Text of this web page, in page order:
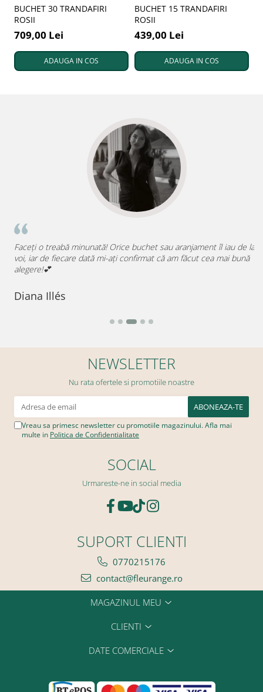
BUCHET 30 TRANDAFIRI
ROSII
709,00 Lei
ADAUGA IN COS
BUCHET 15 TRANDAFIRI
ROSII
439,00 Lei
ADAUGA IN COS
Diana Illés
Faceți o treabă minunată! Orice buchet sau aranjament îl iau de la
voi, iar de fiecare dată mi-ați confirmat că am făcut cea mai bună
alegere!💕
NEWSLETTER
Nu rata ofertele si promotiile noastre
Vreau sa primesc newsletter cu promotiile magazinului. Afla mai
multe in Politica de Confidentialitate
SOCIAL
Urmareste-ne in social media
SUPORT CLIENTI
0770215176
contact@fleurange.ro
MAGAZINUL MEU
CLIENTI
DATE COMERCIALE